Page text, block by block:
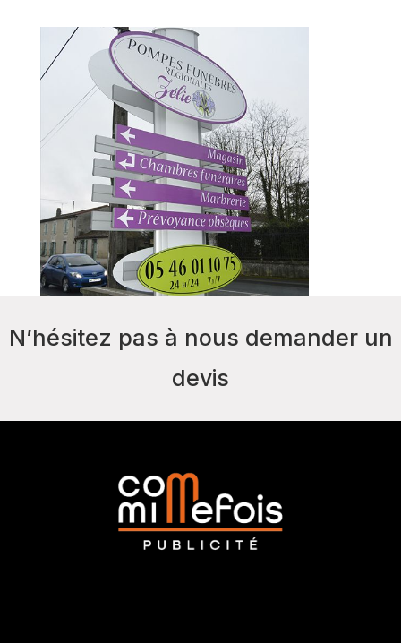
N’hésitez pas à nous demander un
devis